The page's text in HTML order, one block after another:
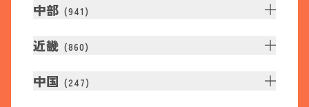
中部 (941 )
近畿 (860)
中国 (247)